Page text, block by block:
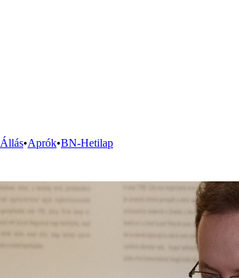
Állás•Aprók•BN-Hetilap